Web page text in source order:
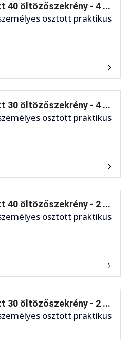
40 öltözőszekrény - 4 ...
osztott praktikus
30 öltözőszekrény - 4 ...
osztott praktikus
40 öltözőszekrény - 2 ...
osztott praktikus
30 öltözőszekrény - 2 ...
osztott praktikus